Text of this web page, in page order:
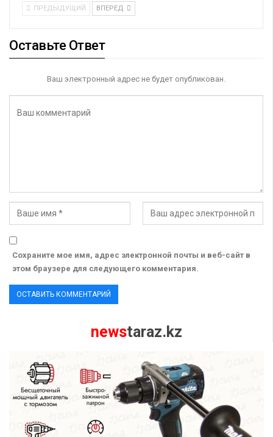
ПРЕДЫДУЩИЙ ВПЕРЕД
Оставьте Ответ
Ваш электронный адрес не будет опубликован.
Сохраните мое имя, адрес электронной почты и веб-сайт в
этом браузере для следующего комментария.
newstaraz.kz